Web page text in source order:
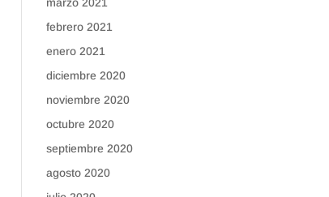
febrero 2021
enero 2021
diciembre 2020
noviembre 2020
octubre 2020
septiembre 2020
agosto 2020